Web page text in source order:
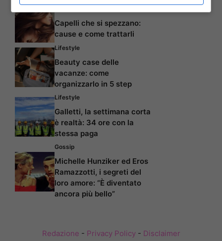
Capelli che si spezzano:
cause e come trattarli
Lifestyle
Beauty case delle
vacanze: come
organizzarlo in 5 step
Lifestyle
Galletti, la settimana corta
è realtà: 34 ore con la
stessa paga
Gossip
Michelle Hunziker ed Eros
Ramazzotti, i segreti del
loro amore: “È diventato
ancora più bello”
Redazione - Privacy Policy- Disclaimer